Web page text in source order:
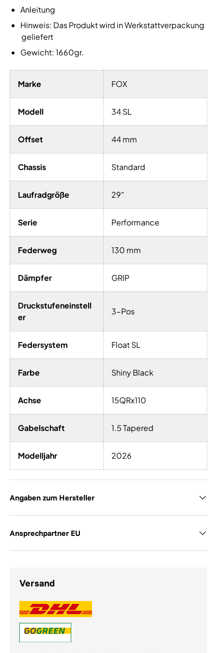
Anleitung
Hinweis: Das Produkt wird in Werkstattverpackung
geliefert
Gewicht: 1660gr.
Marke FOX
Modell 34 SL
Offset 44 mm
Chassis Standard
Laufradgröße 29"
Serie Performance
Federweg 130 mm
Dämpfer GRIP
Druckstufeneinstell
er
3-Pos
Federsystem Float SL
Farbe Shiny Black
Achse 15QRx110
Gabelschaft 1.5 Tapered
Modelljahr 2026
Angaben zum Hersteller
Ansprechpartner EU
Versand